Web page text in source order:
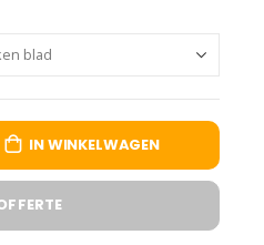
IN WINKELWAGEN